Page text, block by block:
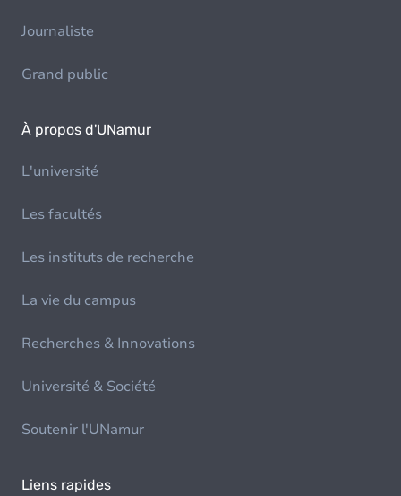
Journaliste
Grand public
À propos d'UNamur
L'université
Les facultés
Les instituts de recherche
La vie du campus
Recherches & Innovations
Université & Société
Soutenir l'UNamur
Liens rapides